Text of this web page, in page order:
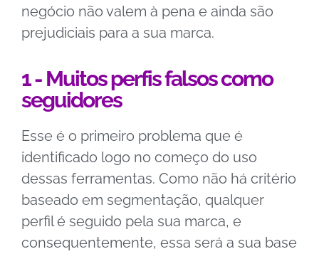
negócio não valem à pena e ainda são
prejudiciais para a sua marca.
1 - Muitos perfis falsos como
seguidores
Esse é o primeiro problema que é
identificado logo no começo do uso
dessas ferramentas. Como não há critério
baseado em segmentação, qualquer
perfil é seguido pela sua marca, e
consequentemente, essa será a sua base